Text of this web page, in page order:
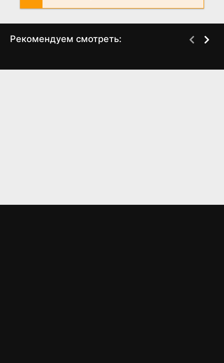
Рекомендуем смотреть: